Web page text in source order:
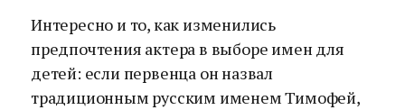
Интересно и то, как изменились
предпочтения актера в выборе имен для
детей: если первенца он назвал
традиционным русским именем Тимофей,